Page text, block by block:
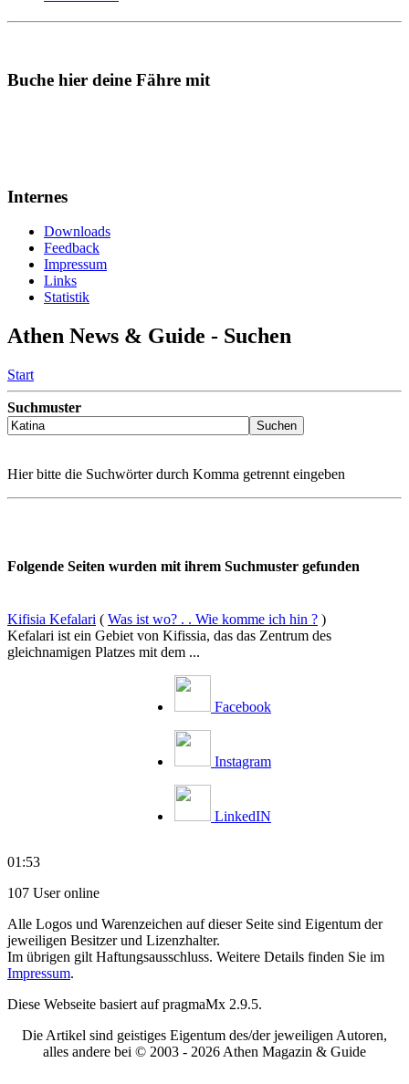
Buche hier deine Fähre mit
Internes
Downloads
Feedback
Impressum
Links
Statistik
Athen News & Guide - Suchen
Start
Suchmuster
Hier bitte die Suchwörter durch Komma getrennt eingeben
Folgende Seiten wurden mit ihrem Suchmuster gefunden
Kifisia Kefalari ( Was ist wo? . . Wie komme ich hin ? )
Kefalari ist ein Gebiet von Kifissia, das das Zentrum des
gleichnamigen Platzes mit dem ...
Facebook
Instagram
LinkedIN
01:53
107 User online
Alle Logos und Warenzeichen auf dieser Seite sind Eigentum der
jeweiligen Besitzer und Lizenzhalter.
Im übrigen gilt Haftungsausschluss. Weitere Details finden Sie im
Impressum.
Diese Webseite basiert auf pragmaMx 2.9.5.
Die Artikel sind geistiges Eigentum des/der jeweiligen Autoren,
alles andere bei © 2003 - 2026 Athen Magazin & Guide